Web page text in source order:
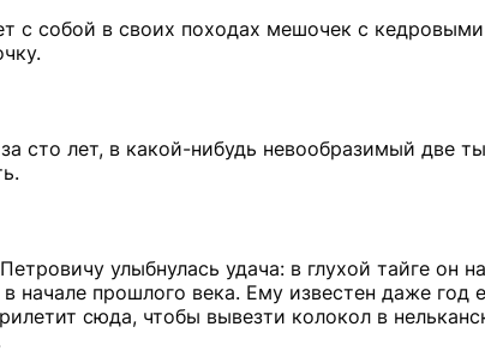
с собой в своих походах мешочек с
сто лет, в какой-нибудь невообразимый две
улыбнулась удача: в глухой тайге он
прошлого века. Ему известен даже год
сюда, чтобы вывезти колокол в